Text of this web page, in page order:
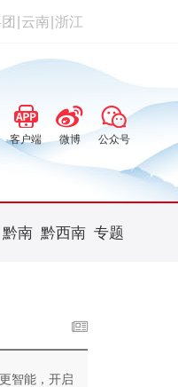
云南 浙江
客户端 微博 公众号
黔南 黔西南 专题
智能，开启